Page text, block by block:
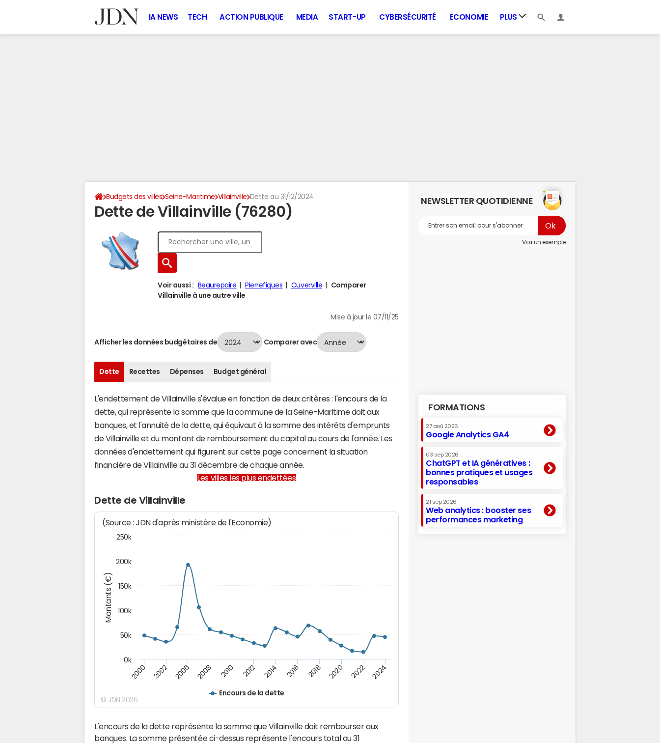
IA NEWS TECH ACTION PUBLIQUE MEDIA START-UP CYBERSÉCURITÉ ECONOMIE PLUS
Budgets des villes Seine-Maritime Villainville Dette au 31/12/2024
Dette de Villainville (76280)
Voir aussi : Beaurepaire Pierrefiques Cuverville
Comparer
Villainville à une autre ville
Mise à jour le 07/11/25
Afficher les données budgétaires de Comparer avec
Dette Recettes Dépenses Budget général
L'endettement de Villainville s'évalue en fonction de deux critères : l'encours de la
dette, qui représente la somme que la commune de la Seine-Maritime doit aux
banques, et l'annuité de la dette, qui équivaut à la somme des intérêts d'emprunts
de Villainville et du montant de remboursement du capital au cours de l'année. Les
données d'endettement qui figurent sur cette page concernent la situation
financière de Villainville au 31 décembre de chaque année.
Les villes les plus endettées
Dette de Villainville
Montants (€)
(Source : JDN d'après ministère de l'Economie)
Encours de la dette
2000 2002 2006 2008 2010 2012 2014 2016 2018 2020 2022 2024
0k
50k
100k
150k
200k
250k
© JDN 2026
L'encours de la dette représente la somme que Villainville doit rembourser aux
banques. La somme présentée ci-dessus représente l'encours total au 31
NEWSLETTER QUOTIDIENNE
Voir un exemple
FORMATIONS
27 aoû 2026
Google Analytics GA4
03 sep 2026
ChatGPT et IA génératives :
bonnes pratiques et usages
responsables
21 sep 2026
Web analytics : booster ses
performances marketing